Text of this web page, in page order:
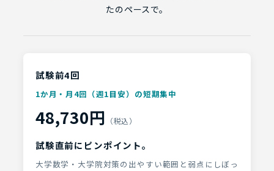
たのペースで。
試験前4回
1か月・月4回（週1目安）の短期集中
48,730円 （税込）
試験直前にピンポイント。
大学数学・大学院対策の出やすい範囲と弱点にしぼっ